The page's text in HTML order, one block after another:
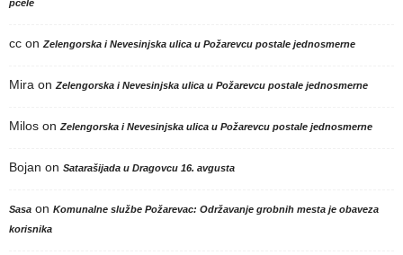
pčele
cc onZelengorska i Nevesinjska ulica u Požarevcu postale jednosmerne
Mira onZelengorska i Nevesinjska ulica u Požarevcu postale jednosmerne
Milos onZelengorska i Nevesinjska ulica u Požarevcu postale jednosmerne
Bojan on Satarašijada u Dragovcu 16. avgusta
Sasa on Komunalne službe Požarevac: Održavanje grobnih mesta je obaveza
korisnika